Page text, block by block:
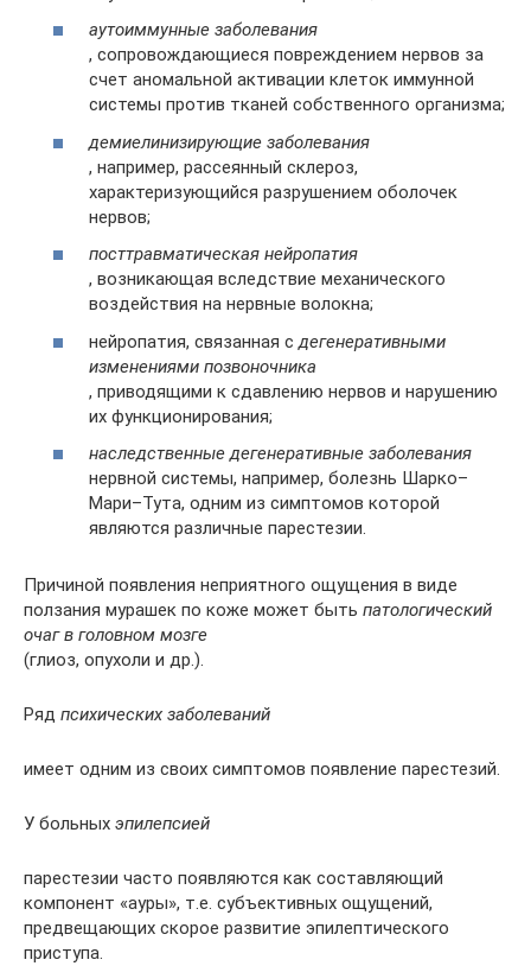
аутоиммунные заболевания
, сопровождающиеся повреждением нервов за
счет аномальной активации клеток иммунной
системы против тканей собственного организма;
демиелинизирующие заболевания
, например, рассеянный склероз,
характеризующийся разрушением оболочек
нервов;
посттравматическая нейропатия
, возникающая вследствие механического
воздействия на нервные волокна;
нейропатия, связанная сдегенеративными
изменениями позвоночника
, приводящими к сдавлению нервов и нарушению
их функционирования;
наследственные дегенеративные заболевания
нервной системы, например, болезнь Шарко–
Мари–Тута, одним из симптомов которой
являются различные парестезии.
Причиной появления неприятного ощущения в виде
ползания мурашек по коже может быть патологический
очаг в головном мозге
(глиоз, опухоли и др.).
Ряд психических заболеваний
имеет одним из своих симптомов появление парестезий.
У больных эпилепсией
парестезии часто появляются как составляющий
компонент «ауры», т.е. субъективных ощущений,
предвещающих скорое развитие эпилептического
приступа.